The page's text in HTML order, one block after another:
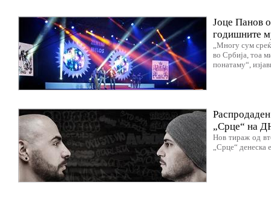
Јоце Панов
годишните
„Многу сум
во Србија, тоа
понатаму“,
„Срце“ на
Нов тираж од
„Срце“ денеска